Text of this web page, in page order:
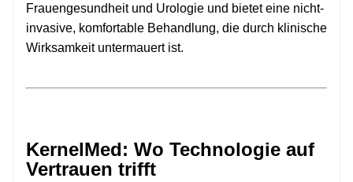
Frauengesundheit und Urologie und bietet eine nicht-
invasive, komfortable Behandlung, die durch klinische
Wirksamkeit untermauert ist.
KernelMed: Wo Technologie auf
Vertrauen trifft